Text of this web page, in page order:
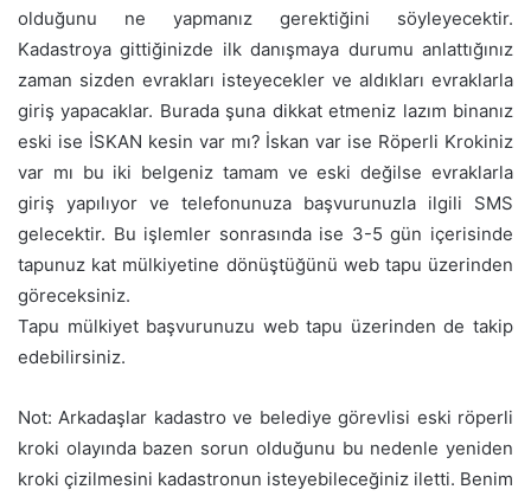
olduğunu ne yapmanız gerektiğini söyleyecektir.
Kadastroya gittiğinizde ilk danışmaya durumu anlattığınız
zaman sizden evrakları isteyecekler ve aldıkları evraklarla
giriş yapacaklar. Burada şuna dikkat etmeniz lazım binanız
eski ise İSKAN kesin var mı? İskan var ise Röperli Krokiniz
var mı bu iki belgeniz tamam ve eski değilse evraklarla
giriş yapılıyor ve telefonunuza başvurunuzla ilgili SMS
gelecektir. Bu işlemler sonrasında ise 3-5 gün içerisinde
tapunuz kat mülkiyetine dönüştüğünü web tapu üzerinden
göreceksiniz.
Tapu mülkiyet başvurunuzu web tapu üzerinden de takip
edebilirsiniz.
Not: Arkadaşlar kadastro ve belediye görevlisi eski röperli
kroki olayında bazen sorun olduğunu bu nedenle yeniden
kroki çizilmesini kadastronun isteyebileceğiniz iletti. Benim